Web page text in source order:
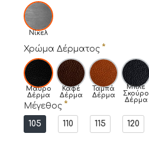
Νίκελ
Χρώμα Δέρματος
Μαύρο
Δέρμα
Καφέ
Δέρμα
Ταμπά
Δέρμα
Μπλε
Σκούρο
Δέρμα
Μέγεθος
105
110 115 120